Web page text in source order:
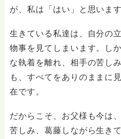
が、私は「はい」と思います
生きている私達は、自分の
物事を見てしまいます。し
な執着を離れ、相手の苦し
も、すべてをありのままに
在です。
だからこそ、お父様も今は
苦しみ、葛藤しながら生き